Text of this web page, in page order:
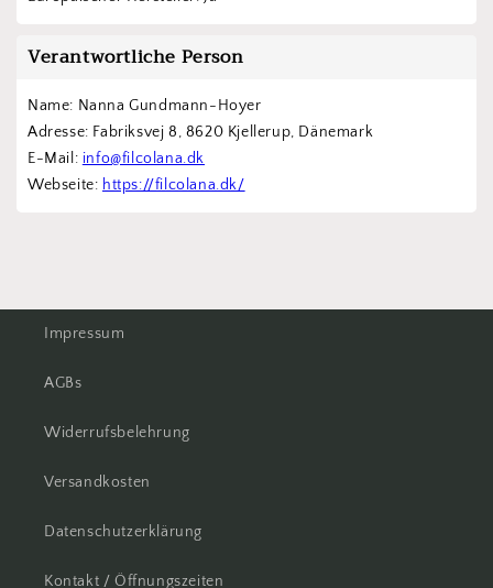
Verantwortliche Person
Name: Nanna Gundmann-Hoyer
Adresse: Fabriksvej 8, 8620 Kjellerup, Dänemark
E-Mail: info@filcolana.dk
Webseite: https://filcolana.dk/
Impressum
AGBs
Widerrufsbelehrung
Versandkosten
Datenschutzerklärung
Kontakt / Öffnungszeiten